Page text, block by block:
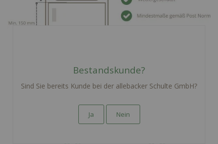
Bestandskunde?
Sind Sie bereits Kunde bei der allebacker Schulte GmbH?
Ja Nein